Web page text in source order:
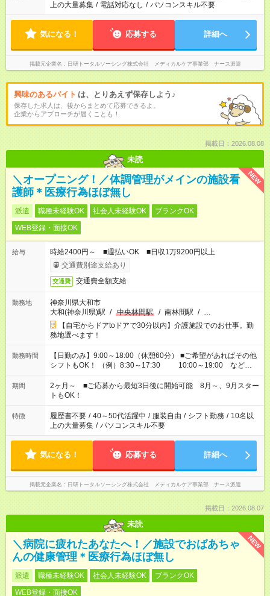
上の大量募集 / 電話対応なし / パソコンスキル不要
気になる！ 応募する 詳細へ
掲載元企業名 日研トータルソーシング株式会社 メディカルケア事業部 ナース派遣
興味のあるバイト は、とりあえず保存しよう♪
保存した求人は、後からまとめて応募できるよ。
企業からアプローチが届くことも！
掲載日：2026.08.08
未読
NEW
＼オープニング！／体調管理がメインの施設看
護師＊医療行為ほぼ無し
派遣 職種未経験OK 社会人未経験OK
ブランクOK
WEB登録・面接OK
給与
時給2400円～ ■週払いOK ■日収1万9200円以上
交通費別途支給あり
交通費 交通費全額支給
勤務地
神奈川県大和市
大和(神奈川県)駅 / 中央林間駅 / 南林間駅 / …
【自宅からドアtoドアで30分以内】介護施設でのお仕事。勤
務地選べます！
勤務時間
【日勤のみ】9:00～18:00（休憩60分） ■ご希望があればその他
シフトもOK！ （例）8:30～17:30 10:00～19:00 など
「家族とお休みを合わせたい」 「できれば残業はしたくない」
など、あなたのご希望に沿ったお仕事をご紹介します！ ※Wワ
ーク希望の方へ 今ご覧のお仕事で希望する勤務時間と、もう1つ
のお仕事の勤務時間。 合計で週40時間を超える場合は応募でき
ません
期間
2ヶ月～ ■ご応募から最短3日後に開始可能 8月～、9月スター
トもOK！
特徴 履歴書不要 / 40～50代活躍中 / 服装自由 / シフト勤務 / 10名以
上の大量募集 / パソコンスキル不要
気になる！ 応募する 詳細へ
掲載元企業名 日研トータルソーシング株式会社 メディカルケア事業部 ナース派遣
掲載日：2026.08.07
未読
NEW
＼病院に疲れたあなたへ！／施設でおばあちゃ
んの健康管理＊医療行為ほぼ無し
派遣 職種未経験OK 社会人未経験OK
ブランクOK
WEB登録・面接OK